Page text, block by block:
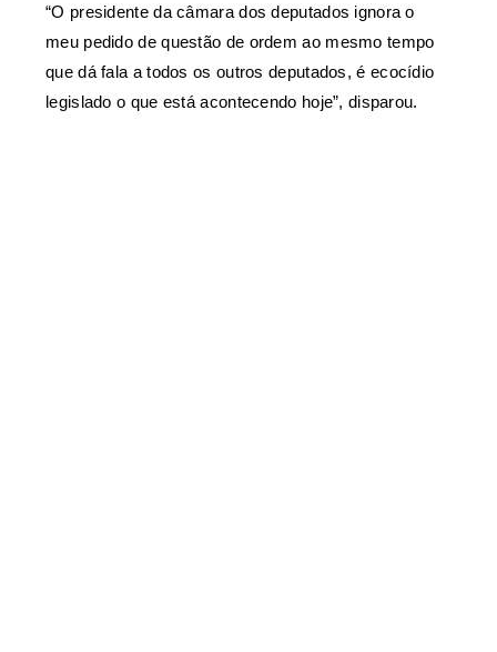
“O presidente da câmara dos deputados ignora o
meu pedido de questão de ordem ao mesmo tempo
que dá fala a todos os outros deputados, é ecocídio
legislado o que está acontecendo hoje”, disparou.